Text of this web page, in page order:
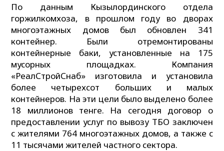
По данным Кызылординского отдела
горжилкомхоза, в прошлом году во дворах
многоэтажных домов был обновлен 341
контейнер. Были отремонтированы
контейнерные баки, установленные на 175
мусорных площадках. Компания
«РеалСтройСнаб» изготовила и установила
более четырехсот больших и малых
контейнеров. На эти цели было выделено более
18 миллионов тенге. На сегодня договор о
предоставлении услуг по вывозу ТБО заключен
с жителями 764 многоэтажных домов, а также с
11 тысячами жителей частного сектора.